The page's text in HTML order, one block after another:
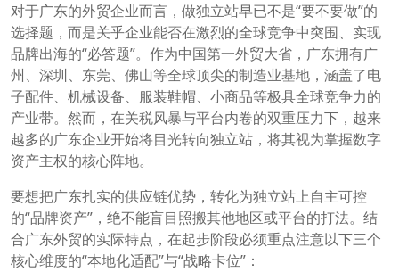
对于广东的外贸企业而言，做独立站早已不是“要不要做”的
选择题，而是关乎企业能否在激烈的全球竞争中突围、实现
品牌出海的“必答题”。作为中国第一外贸大省，广东拥有广
州、深圳、东莞、佛山等全球顶尖的制造业基地，涵盖了电
子配件、机械设备、服装鞋帽、小商品等极具全球竞争力的
产业带。然而，在关税风暴与平台内卷的双重压力下，越来
越多的广东企业开始将目光转向独立站，将其视为掌握数字
资产主权的核心阵地。
要想把广东扎实的供应链优势，转化为独立站上自主可控
的“品牌资产”，绝不能盲目照搬其他地区或平台的打法。结
合广东外贸的实际特点，在起步阶段必须重点注意以下三个
核心维度的“本地化适配”与“战略卡位”：